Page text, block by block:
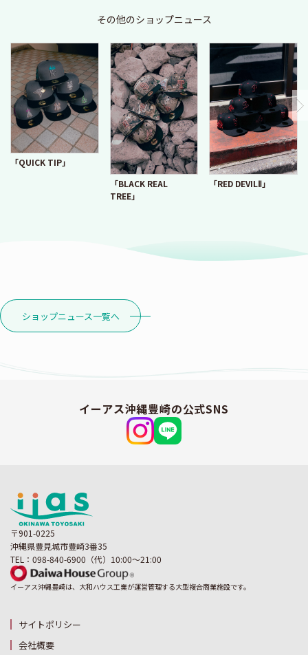
その他のショップニュース
「QUICK TIP」
「BLACK REAL
TREE」
「RED DEVILⅡ」
ショップニュース一覧へ
イーアス沖縄豊崎の公式SNS
〒901-0225
沖縄県豊見城市豊崎3番35
TEL：098-840-6900（代）10:00～21:00
イーアス沖縄豊崎は、大和ハウス工業が運営管理する大型複合商業施設です。
サイトポリシー
会社概要